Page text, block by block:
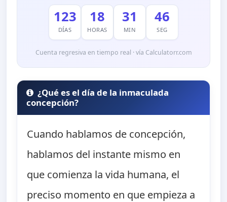
123
DÍAS
18
HORAS
31
MIN
45
SEG
Cuenta regresiva en tiempo real · vía Calculatorr.com
¿Qué es el día de la inmaculada
concepción?
Cuando hablamos de concepción,
hablamos del instante mismo en
que comienza la vida humana, el
preciso momento en que empieza a